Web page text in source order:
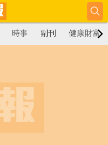
時事 副刊 健康財富